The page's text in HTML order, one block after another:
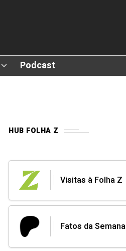
Podcast
HUB FOLHA Z
Visitas à Folha Z
Fatos da Semana